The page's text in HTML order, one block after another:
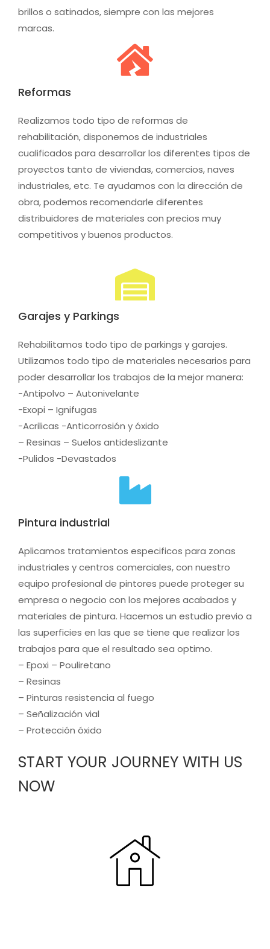
brillos o satinados, siempre con las mejores
marcas.
Reformas
Realizamos todo tipo de reformas de
rehabilitación, disponemos de industriales
cualificados para desarrollar los diferentes tipos de
proyectos tanto de viviendas, comercios, naves
industriales, etc. Te ayudamos con la dirección de
obra, podemos recomendarle diferentes
distribuidores de materiales con precios muy
competitivos y buenos productos.
Garajes y Parkings
Rehabilitamos todo tipo de parkings y garajes.
Utilizamos todo tipo de materiales necesarios para
poder desarrollar los trabajos de la mejor manera:
-Antipolvo – Autonivelante
-Exopi – Ignifugas
-Acrilicas -Anticorrosión y óxido
– Resinas – Suelos antideslizante
-Pulidos -Devastados
Pintura industrial
Aplicamos tratamientos especificos para zonas
industriales y centros comerciales, con nuestro
equipo profesional de pintores puede proteger su
empresa o negocio con los mejores acabados y
materiales de pintura. Hacemos un estudio previo a
las superficies en las que se tiene que realizar los
trabajos para que el resultado sea optimo.
– Epoxi – Pouliretano
– Resinas
– Pinturas resistencia al fuego
– Señalización vial
– Protección óxido
START YOUR JOURNEY WITH US
NOW